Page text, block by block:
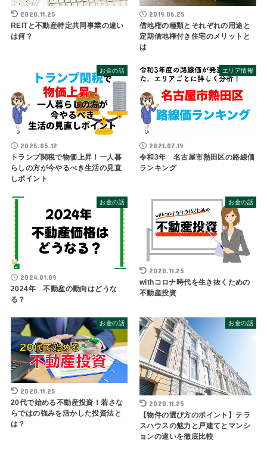
2020.11.25
REITと不動産特定共同事業の違い
は何？
2019.06.25
借地権の種類とそれぞれの用途と
定期借地権付き住宅のメリットと
は
お金の話
2025.05.12
トランプ関税で物価上昇！一人暮
らしの方が今やるべき生活の見直
しポイント
エリア情報
2021.07.19
令和3年 名古屋市熱田区の路線価
ランキング
お金の話
2024.01.09
2024年 不動産の動向はどうな
る？
お金の話
2020.11.25
withコロナ時代を生き抜くための
不動産投資
お金の話
2020.11.25
20代で始める不動産投資！若さな
らではの強みを活かした投資法と
は？
お金の話
2020.11.25
【物件の選び方のポイント】テラ
スハウスの魅力と戸建てとマンシ
ョンの違いを徹底比較